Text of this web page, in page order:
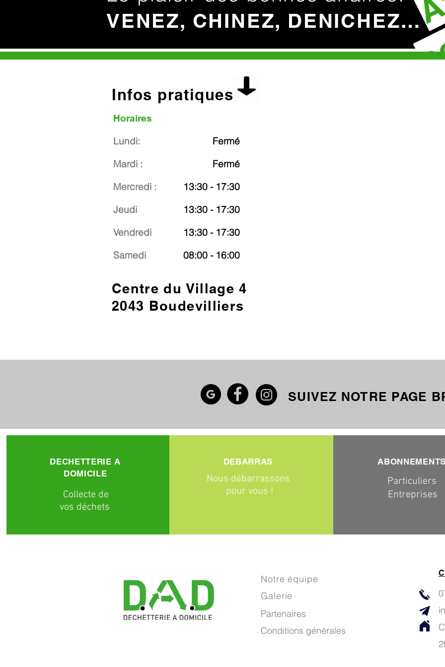
VENEZ, CHINEZ, DENICHEZ…
Infos pratiques
Horaires
Lundi:
Mardi :
Mercredi :
Jeudi
Vendredi
Samedi
Fermé
Fermé
13:30 - 17:30
13:30 - 17:30
13:30 - 17:30
08:00 - 16:00
Centre du Village 4
2043 Boudevilliers
SUIVEZ NOTRE PAGE
Notre équipe
Galerie
Partenaires
Conditions générales
DECHETTERIE A
DOMICILE
Collecte de
vos déchets
DEBARRAS
Nous débarrassons
pour vous !
ABONNEMENTS
Particuliers
Entreprises